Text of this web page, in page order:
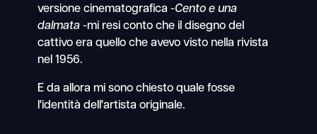
versione cinematografica -Cento e una
dalmata -mi resi conto che il disegno del
cattivo era quello che avevo visto nella rivista
nel 1956.
E da allora mi sono chiesto quale fosse
l'identità dell'artista originale.